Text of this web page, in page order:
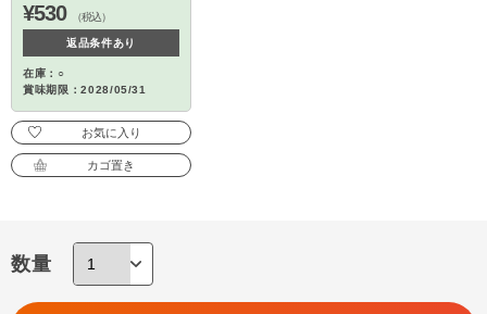
¥530 （税込）
返品条件あり
在庫：○
賞味期限：2028/05/31
お気に入り
カゴ置き
数量